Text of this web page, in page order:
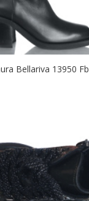
Bellariva 13950 Fb